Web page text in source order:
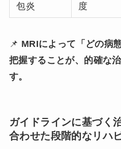
包炎
度
📌 MRIによって「どの病
把握することが、的確な
す。
ガイドラインに基づく
合わせた段階的なリハ